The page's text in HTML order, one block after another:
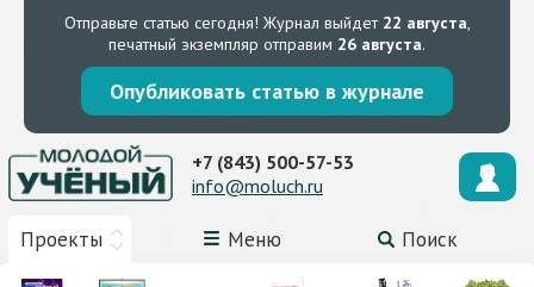
Отправьте статью сегодня! Журнал выйдет 22 августа,
печатный экземпляр отправим 26 августа.
Опубликовать статью в журнале
Проекты Меню Поиск
+7 (843) 500-57-53
info@moluch.ru